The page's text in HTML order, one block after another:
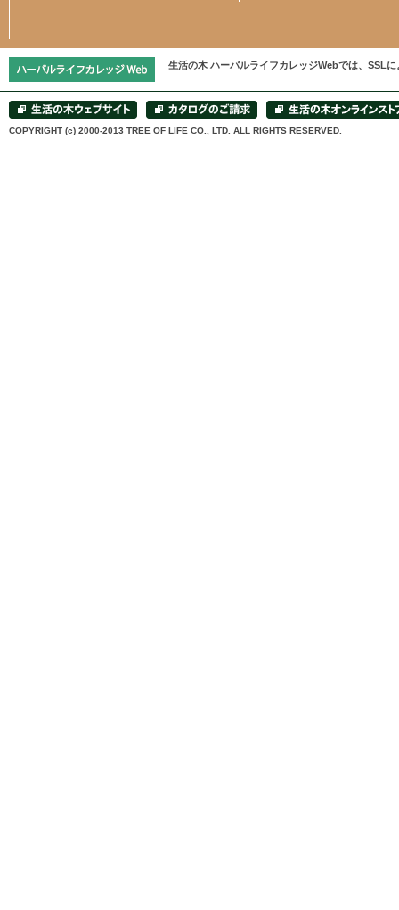
生活の木 ハーバルライフカレッジWebでは、SSL
COPYRIGHT (c) 2000-2013 TREE OF LIFE CO., LTD. ALL RIGHTS RESERVED.